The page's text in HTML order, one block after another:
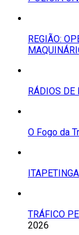
REGIÃO:
RÁDIOS DE
O Fogo da
TRÁFICO
2026